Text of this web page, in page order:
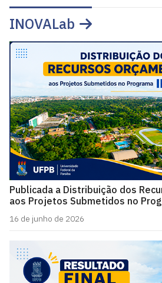
INOVALab
Publicada a Distribuição dos
aos Projetos Submetidos no
16 de junho de 2026